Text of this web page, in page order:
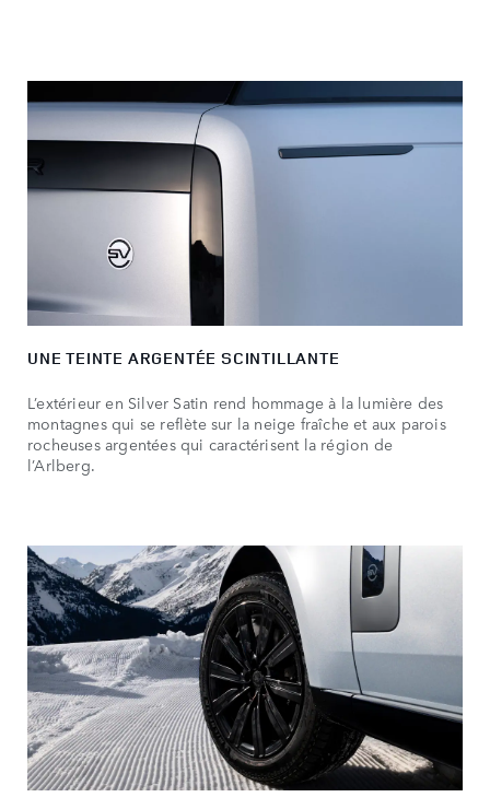
UNE TEINTE ARGENTÉE SCINTILLANTE
L’extérieur en Silver Satin rend hommage à la lumière des
montagnes qui se reflète sur la neige fraîche et aux parois
rocheuses argentées qui caractérisent la région de
l’Arlberg.